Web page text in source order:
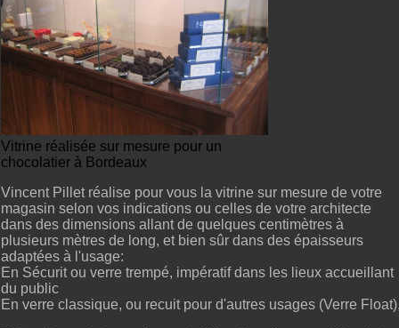
Vitrine réalisée sur mesure pour un
chocolatier à Bordeaux
Vincent Pillet réalise pour vous la vitrine sur mesure de votre
magasin selon vos indications ou celles de votre architecte
dans des dimensions allant de quelques centimètres à
plusieurs mètres de long, et bien sûr dans des épaisseurs
adaptées à l'usage:
En Sécurit ou verre trempé, impératif dans les lieux accueillant
du public
En verre classique, ou recuit pour d'autres usages (Verre